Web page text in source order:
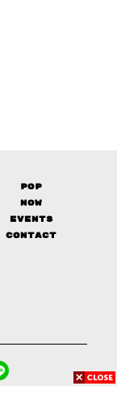
Pop
Now
Events
Contact